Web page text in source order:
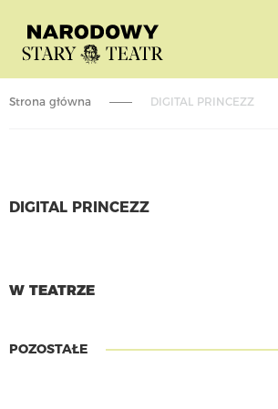
Strona główna DIGITAL PRINCEZZ
DIGITAL PRINCEZZ
W TEATRZE
POZOSTAŁE